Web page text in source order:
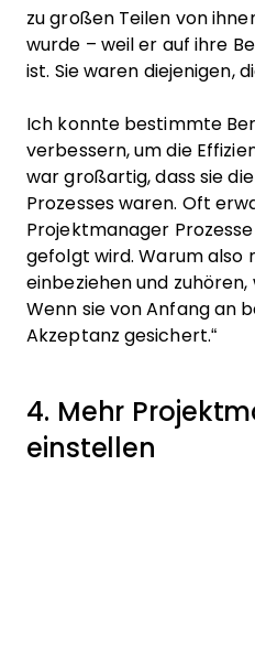
zu großen Teilen von
wurde – weil er auf ihre
ist. Sie waren diejenigen,
Ich konnte bestimmte
verbessern, um die
war großartig, dass sie
Prozesses waren. Oft
Projektmanager
gefolgt wird. Warum also
einbeziehen und
Wenn sie von Anfang an
Akzeptanz gesichert.“
4. Mehr
einstellen